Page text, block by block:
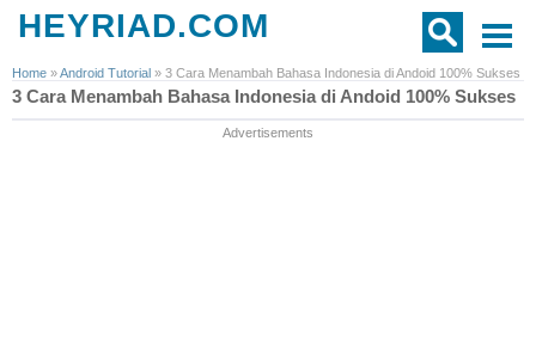
HEYRIAD.COM
Home »Android Tutorial » 3 Cara Menambah Bahasa Indonesia di Andoid 100% Sukses
3 Cara Menambah Bahasa Indonesia di Andoid 100% Sukses
Advertisements